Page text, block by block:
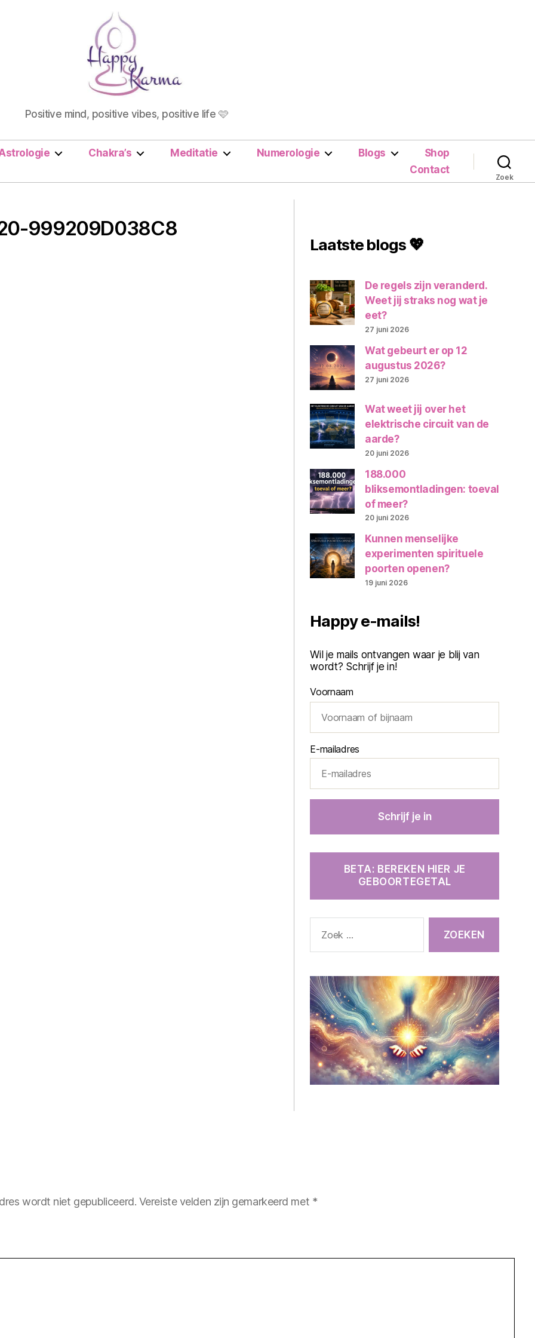
Happy
Karma
Positive mind, positive vibes, positive life 🩷
Chakra’s Meditatie Numerologie Blogs
Shop
Contact
Zoek
999209D038C8
Laatste blogs 💖
De regels zijn veranderd.
Weet jij straks nog wat je
eet?
27 juni 2026
Wat gebeurt er op 12
augustus 2026?
27 juni 2026
Wat weet jij over het
elektrische circuit van de
aarde?
20 juni 2026
188.000
bliksemontladingen: toeval
of meer?
20 juni 2026
Kunnen menselijke
experimenten spirituele
poorten openen?
19 juni 2026
Happy e-mails!
Wil je mails ontvangen waar je blij van
wordt? Schrijf je in!
Voornaam
E-mailadres
BETA: BEREKEN HIER JE
GEBOORTEGETAL
naar:
wordt niet gepubliceerd. Vereiste velden zijn gemarkeerd met *